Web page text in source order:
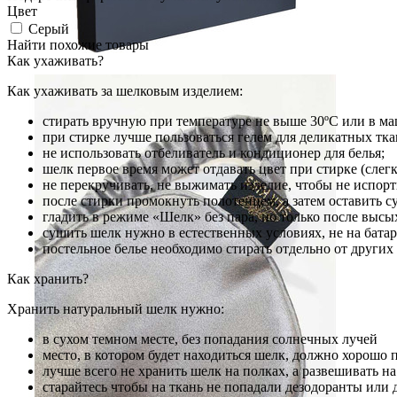
Цвет
Серый
Найти похожие товары
Как ухаживать?
Как ухаживать за шелковым изделием:
стирать вручную при температуре не выше 30ºС или в
при стирке лучше пользоваться гелем для деликатных
не использовать отбеливатель и кондиционер для белья;
шелк первое время может отдавать цвет при стирке
не перекручивать, не выжимать изделие, чтобы не
после стирки промокнуть полотенцем, а затем оставить
гладить в режиме «Шелк» без пара, но только после
сушить шелк нужно в естественных условиях, не на
постельное белье необходимо стирать отдельно от
Как хранить?
Хранить натуральный шелк нужно:
в сухом темном месте, без попадания солнечных лучей
место, в котором будет находиться шелк, должно хорошо
лучше всего не хранить шелк на полках, а развешивать
старайтесь чтобы на ткань не попадали дезодоранты